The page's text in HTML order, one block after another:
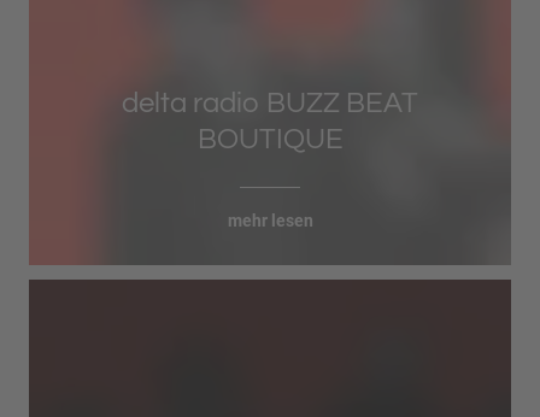
delta radio BUZZ BEAT
BOUTIQUE
mehr lesen